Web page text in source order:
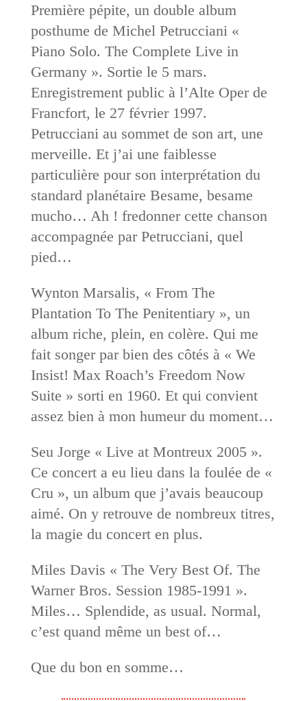
Première pépite, un double album
posthume de Michel Petrucciani «
Piano Solo. The Complete Live in
Germany ». Sortie le 5 mars.
Enregistrement public à l’Alte Oper de
Francfort, le 27 février 1997.
Petrucciani au sommet de son art, une
merveille. Et j’ai une faiblesse
particulière pour son interprétation du
standard planétaire Besame, besame
mucho… Ah ! fredonner cette chanson
accompagnée par Petrucciani, quel
pied…
Wynton Marsalis, « From The
Plantation To The Penitentiary », un
album riche, plein, en colère. Qui me
fait songer par bien des côtés à « We
Insist! Max Roach’s Freedom Now
Suite » sorti en 1960. Et qui convient
assez bien à mon humeur du moment…
Seu Jorge « Live at Montreux 2005 ».
Ce concert a eu lieu dans la foulée de «
Cru », un album que j’avais beaucoup
aimé. On y retrouve de nombreux titres,
la magie du concert en plus.
Miles Davis « The Very Best Of. The
Warner Bros. Session 1985-1991 ».
Miles… Splendide, as usual. Normal,
c’est quand même un best of…
Que du bon en somme…